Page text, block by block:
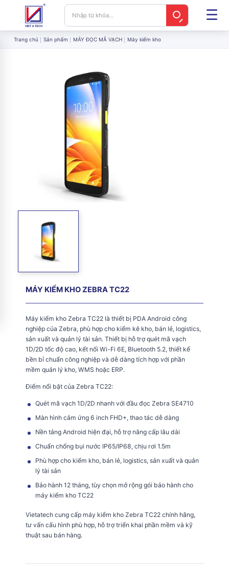
Trang chủ Sản phẩm MÁY ĐỌC MÃ VẠCH Máy kiểm kho
MÁY KIỂM KHO ZEBRA TC22
Máy kiểm kho Zebra TC22 là thiết bị PDA Android công
nghiệp của Zebra, phù hợp cho kiểm kê kho, bán lẻ, logistics,
sản xuất và quản lý tài sản. Thiết bị hỗ trợ quét mã vạch
1D/2D tốc độ cao, kết nối Wi-Fi 6E, Bluetooth 5.2, thiết kế
bền bỉ chuẩn công nghiệp và dễ dàng tích hợp với phần
mềm quản lý kho, WMS hoặc ERP.
Điểm nổi bật của Zebra TC22:
Quét mã vạch 1D/2D nhanh với đầu đọc Zebra SE4710
Màn hình cảm ứng 6 inch FHD+, thao tác dễ dàng
Nền tảng Android hiện đại, hỗ trợ nâng cấp lâu dài
Chuẩn chống bụi nước IP65/IP68, chịu rơi 1.5m
Phù hợp cho kiểm kho, bán lẻ, logistics, sản xuất và quản
lý tài sản
Bảo hành 12 tháng, tùy chọn mở rộng gói bảo hành cho
máy kiểm kho TC22
Vietatech cung cấp máy kiểm kho Zebra TC22 chính hãng,
tư vấn cấu hình phù hợp, hỗ trợ triển khai phần mềm và kỹ
thuật sau bán hàng.